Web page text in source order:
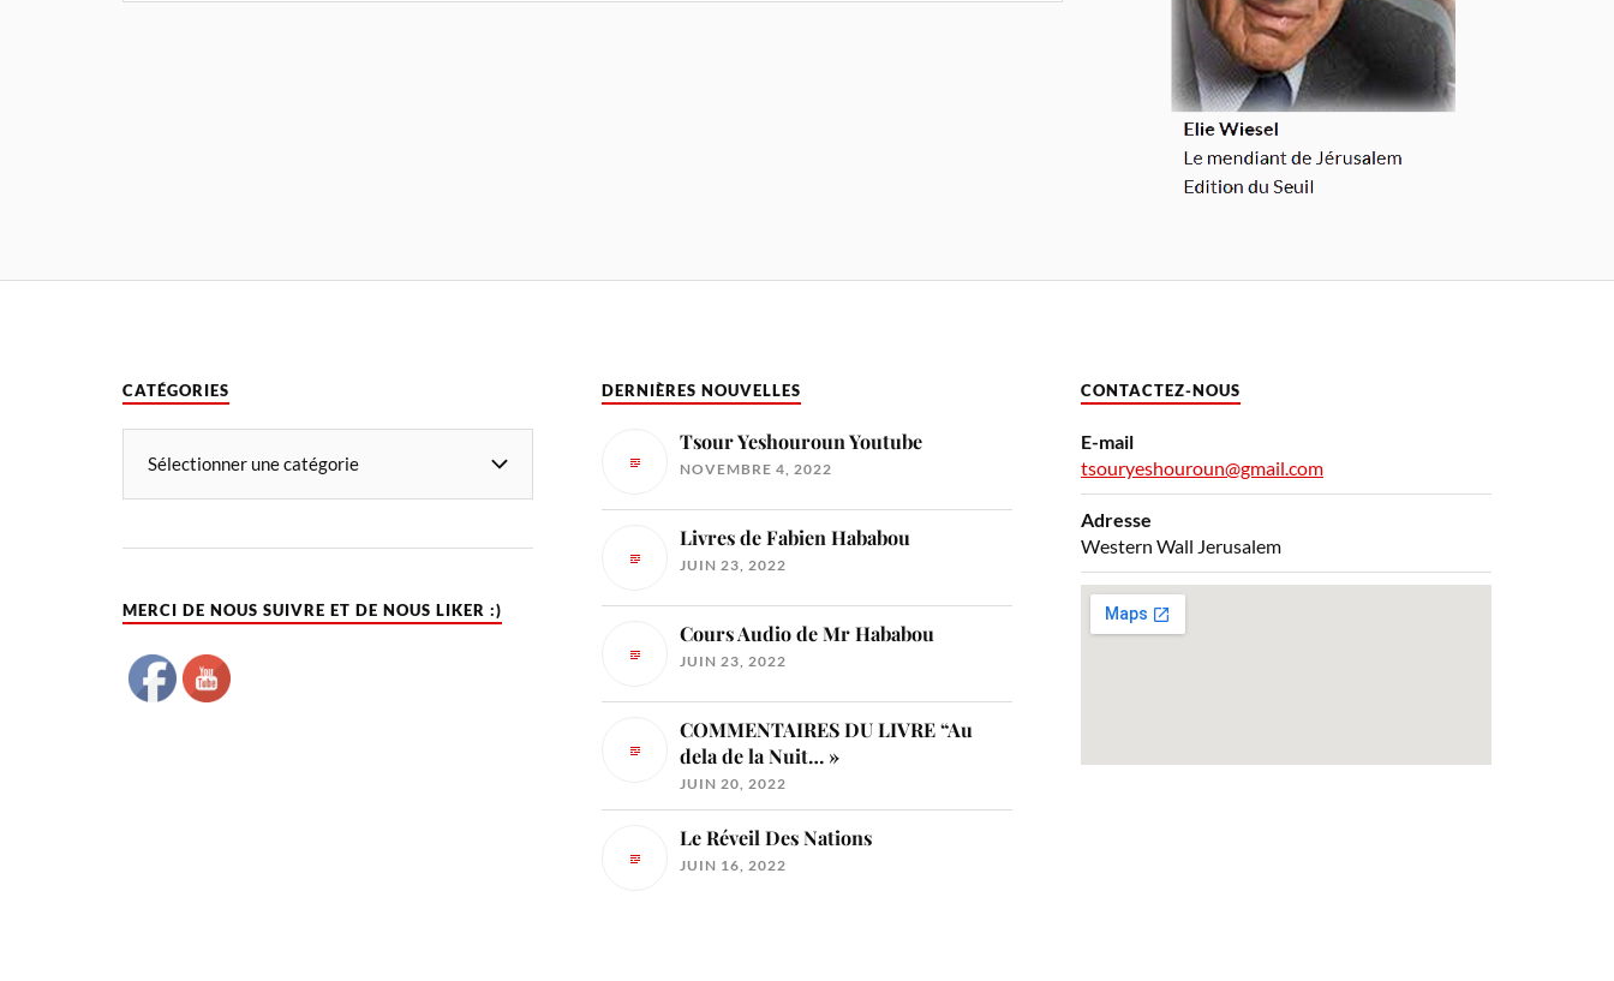
CATÉGORIES
MERCI DE NOUS SUIVRE ET DE NOUS LIKER :)
DERNIÈRES NOUVELLES
Tsour Yeshouroun Youtube
NOVEMBRE 4, 2022
Livres de Fabien Hababou
JUIN 23, 2022
Cours Audio de Mr Hababou
JUIN 23, 2022
COMMENTAIRES DU LIVRE “Au
dela de la Nuit… »
JUIN 20, 2022
Le Réveil Des Nations
JUIN 16, 2022
CONTACTEZ-NOUS
E-mail
tsouryeshouroun@gmail.com
Adresse
Western Wall Jerusalem